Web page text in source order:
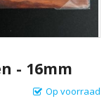
- 16mm
Op voorraad